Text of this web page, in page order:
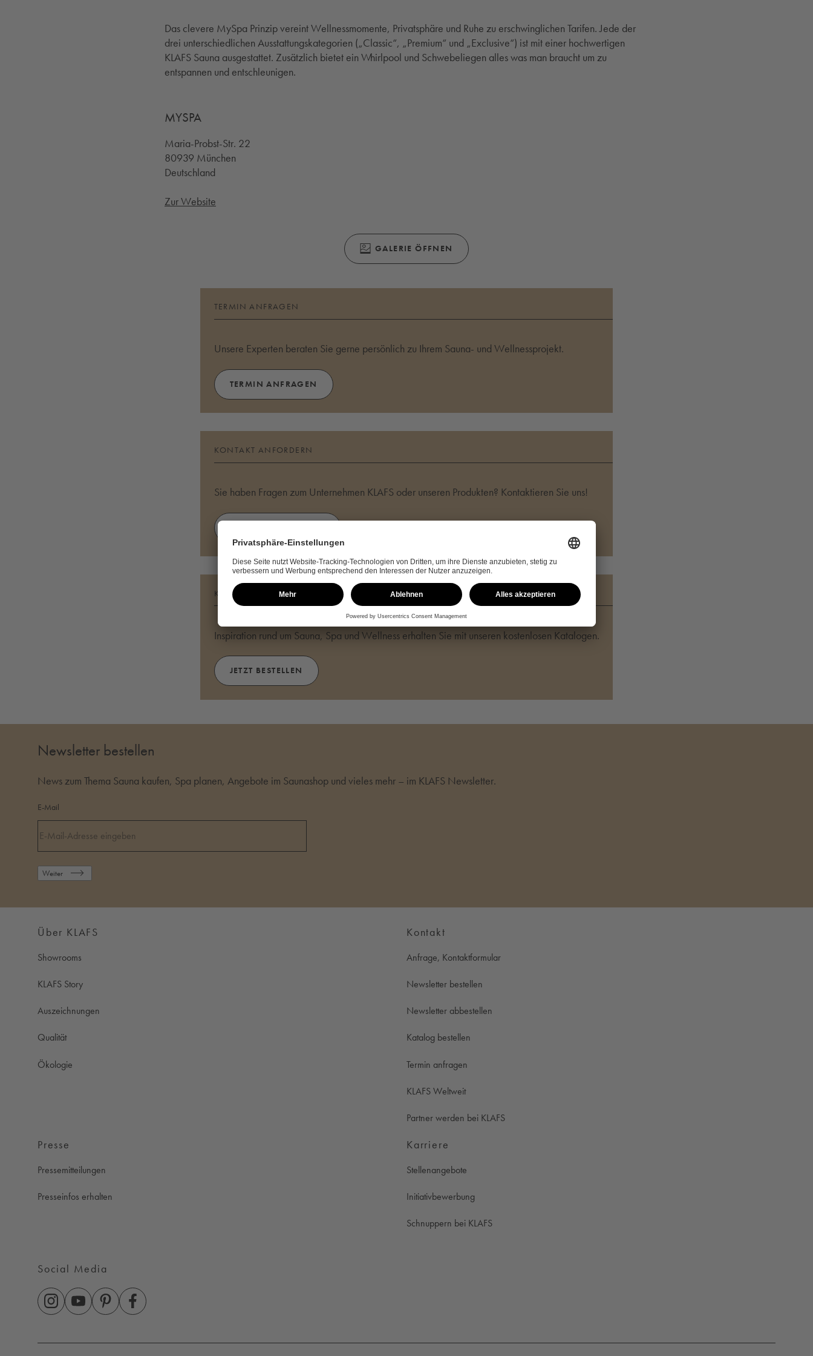
Das clevere MySpa Prinzip vereint Wellnessmomente, Privatsphäre und Ruhe zu erschwinglichen Tarifen. Jede der
drei unterschiedlichen Ausstattungskategorien („Classic“, „Premium“ und „Exclusive“) ist mit einer hochwertigen
KLAFS Sauna ausgestattet. Zusätzlich bietet ein Whirlpool und Schwebeliegen alles was man braucht um zu
entspannen und entschleunigen.
MYSPA
Maria-Probst-Str. 22
80939 München
Deutschland
Zur Website
GALERIE ÖFFNEN
(ÖFFNET SICH IN EINEM MODALEN FENSTER)
TERMIN ANFRAGEN
Unsere Experten beraten Sie gerne persönlich zu Ihrem Sauna- und Wellnessprojekt.
TERMIN ANFRAGEN
KONTAKT ANFORDERN
Sie haben Fragen zum Unternehmen KLAFS oder unseren Produkten? Kontaktieren Sie uns!
KATALOG BESTELLEN
Inspiration rund um Sauna, Spa und Wellness erhalten Sie mit unseren kostenlosen Katalogen.
JETZT BESTELLEN
Newsletter bestellen
News zum Thema Sauna kaufen, Spa planen, Angebote im Saunashop und vieles mehr – im KLAFS Newsletter.
E-Mail
Weiter
Über KLAFS
Showrooms
KLAFS Story
Auszeichnungen
Qualität
Ökologie
Kontakt
Anfrage, Kontaktformular
Newsletter bestellen
Newsletter abbestellen
Katalog bestellen
Termin anfragen
KLAFS Weltweit
Partner werden bei KLAFS
Presse
Pressemitteilungen
Presseinfos erhalten
Karriere
Stellenangebote
Initiativbewerbung
Schnuppern bei KLAFS
Social Media
KLAFS auf Instagram
KLAFS auf Youtube
KLAFS auf Pinterest
KLAFS auf Facebook